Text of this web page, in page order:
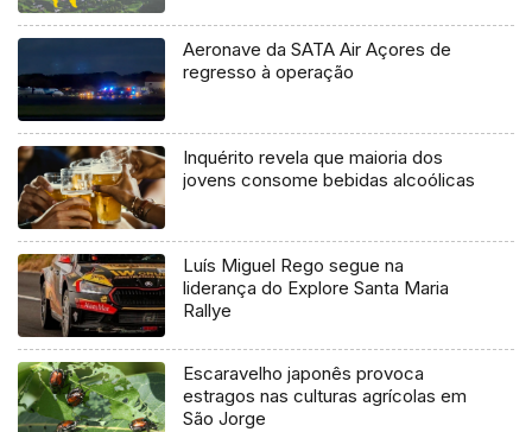
Aeronave da SATA Air Açores de
regresso à operação
Inquérito revela que maioria dos
jovens consome bebidas alcoólicas
Luís Miguel Rego segue na
liderança do Explore Santa Maria
Rallye
Escaravelho japonês provoca
estragos nas culturas agrícolas em
São Jorge